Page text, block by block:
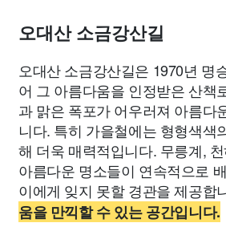
오대산 소금강산길
오대산 소금강산길은 1970년 명
어 그 아름다움을 인정받은 산책
과 맑은 폭포가 어우러져 아름다
니다. 특히 가을철에는 형형색색
해 더욱 매력적입니다. 무릉계,
아름다운 명소들이 연속적으로
이에게 잊지 못할 경관을 제공합
움을 만끽할 수 있는 공간입니다.